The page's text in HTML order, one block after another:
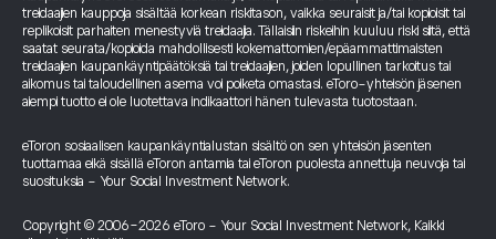
treidaajien kauppoja sisältää korkean riskitason, vaikka seuraisit ja/tai kopioisit tai
replikoisit parhaiten menestyviä treidaajia. Tällaisiin riskeihin kuuluu riski siitä, että
saatat seurata/kopioida mahdollisesti kokemattomien/epäammattimaisten
treidaajien kaupankäyntipäätöksiä tai treidaajien, joiden lopullinen tarkoitus tai
aikomus tai taloudellinen asema voi poiketa omastasi. eToro-yhteisön jäsenen
aiempi tuotto ei ole luotettava indikaattori hänen tulevasta tuotostaan.
eToron sosiaalisen kaupankäyntialustan sisältö on sen yhteisön jäsenten
tuottamaa eikä sisällä eToron antamia tai eToron puolesta annettuja neuvoja tai
suosituksia - Your Social Investment Network.
Copyright © 2006-2026 eToro - Your Social Investment Network, Kaikki